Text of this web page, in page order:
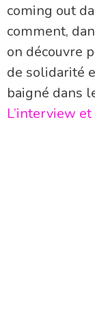
coming out
comment,
on découvre
de solidarité
baigné dans
L’interview